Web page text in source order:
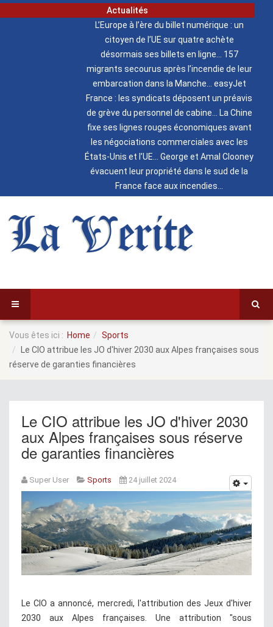
Actualités
L’Europe à l’ère du billet numérique : un
citoyen de l’UE sur quatre achète
désormais ses billets en ligne
157
migrants secourus après l’incendie de leur
embarcation dans la Manche
easyJet
France : les syndicats déposent un préavis
de grève du personnel de cabine
La Chine
fixe ses lignes rouges économiques avant
les négociations commerciales avec les
États-Unis et l’UE
George et Amal Clooney
évacuent leur propriété dans le sud de la
France face aux incendies
La Verite
Vous êtes ici : Home
Sports
Le CIO attribue les JO d'hiver 2030 aux Alpes françaises sous
réserve de garanties financières
Le CIO attribue les JO d'hiver 2030
aux Alpes françaises sous réserve
de garanties financières
Super User Sports 24 juillet 2024
Le CIO a annoncé, mercredi, l'attribution des Jeux d'hiver
2030 aux Alpes françaises. Une attribution "sous